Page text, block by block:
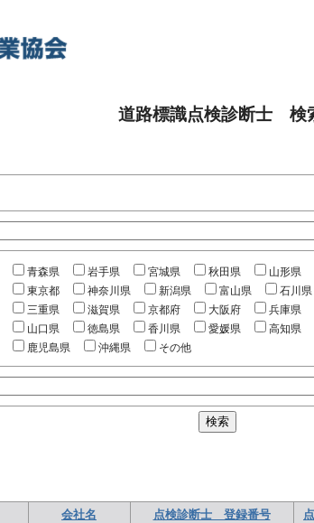
道路標識点検診断士 検
青森県 岩手県 宮城県 秋田県 山形県
東京都 神奈川県 新潟県 富山県 石川県
三重県 滋賀県 京都府 大阪府 兵庫県
山口県 徳島県 香川県 愛媛県 高知県
鹿児島県 沖縄県 その他
会社名 点検診断士 登録番号